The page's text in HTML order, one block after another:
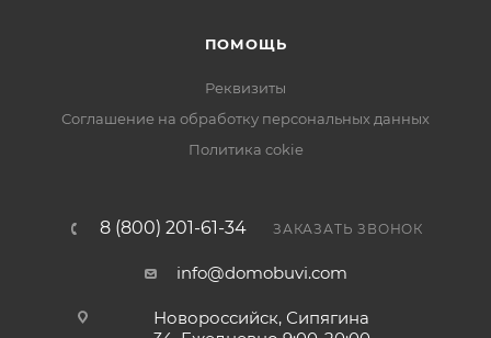
ПОМОЩЬ
Реквизиты
Соглашение на обработку персональных данных
Политика cokie
8 (800) 201-61-34 ЗАКАЗАТЬ ЗВОНОК
info@domobuvi.com
Новороссийск, Сипягина